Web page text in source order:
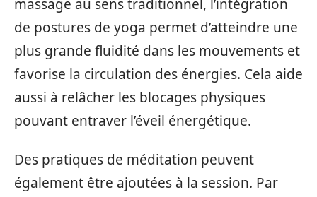
massage au sens traditionnel, l’intégration
de postures de yoga permet d’atteindre une
plus grande fluidité dans les mouvements et
favorise la circulation des énergies. Cela aide
aussi à relâcher les blocages physiques
pouvant entraver l’éveil énergétique.
Des pratiques de méditation peuvent
également être ajoutées à la session. Par